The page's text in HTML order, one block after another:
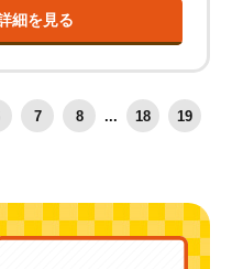
細を見る
7 8 ... 18 19